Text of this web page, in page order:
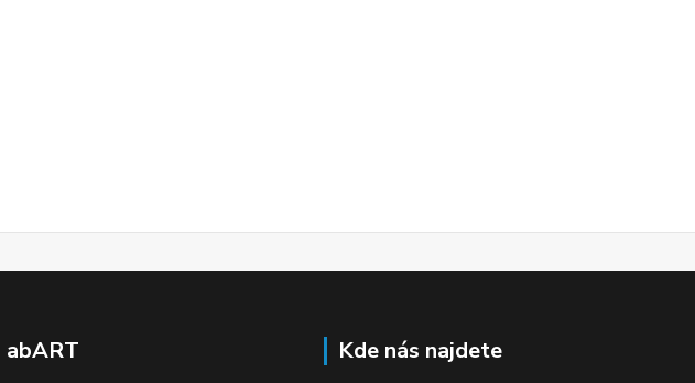
abART Kde nás najdete